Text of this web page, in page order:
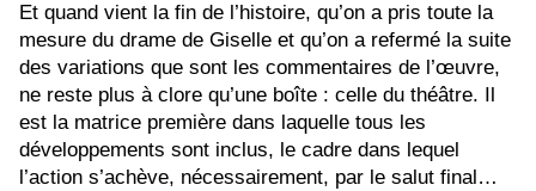
Et quand vient la fin de l’histoire, qu’on a pris toute la
mesure du drame de Giselle et qu’on a refermé la suite
des variations que sont les commentaires de l’œuvre,
ne reste plus à clore qu’une boîte : celle du théâtre. Il
est la matrice première dans laquelle tous les
développements sont inclus, le cadre dans lequel
l’action s’achève, nécessairement, par le salut final…